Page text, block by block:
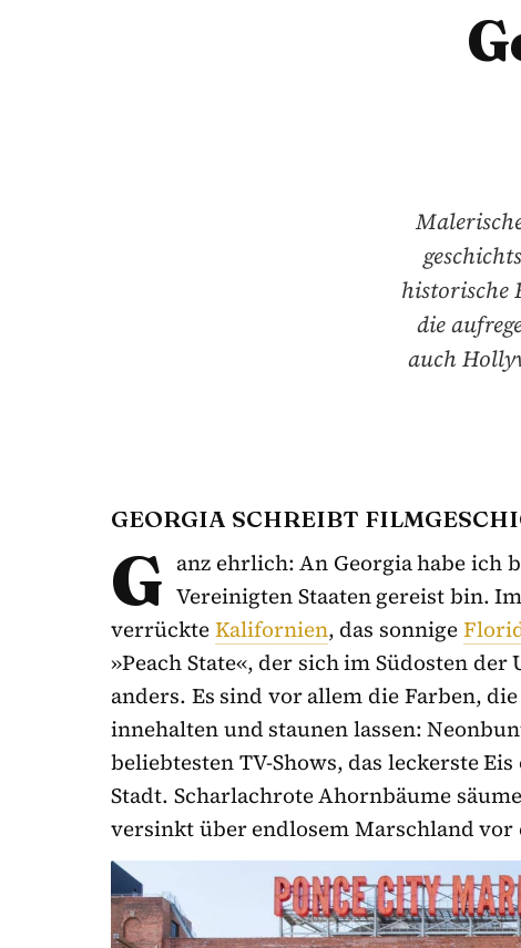
historische
die
auch
GEORGIA SCHREIBT
G anz ehrlich: An Georgia habe ich
Vereinigten Staaten gereist bin.
verrückteKalifornien, das sonnige
»Peach State«, der sich im Südosten
anders. Es sind vor allem die Farben,
innehalten und staunen lassen:
beliebtesten TV-Shows, das leckerste
Stadt. Scharlachrote Ahornbäume
versinkt über endlosem Marschland